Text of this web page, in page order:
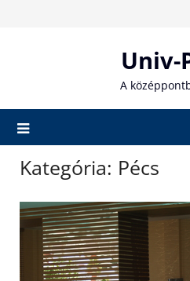
Univ-
A
Kategória: Pécs